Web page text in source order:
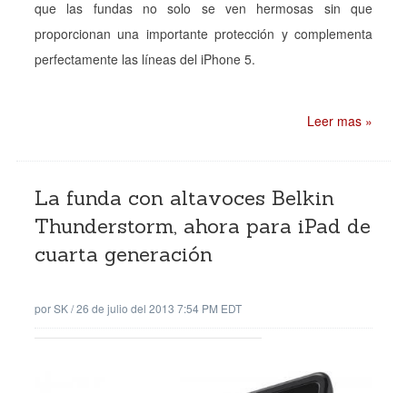
que las fundas no solo se ven hermosas sin que
proporcionan una importante protección y complementa
perfectamente las líneas del iPhone 5.
Leer mas »
La funda con altavoces Belkin
Thunderstorm, ahora para iPad de
cuarta generación
porSK/26 de julio del 2013 7:54 PM EDT